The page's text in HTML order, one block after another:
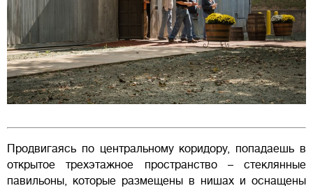
Продвигаясь по центральному коридору, попадаешь в
открытое трехэтажное пространство – стеклянные
павильоны, которые размещены в нишах и оснащены